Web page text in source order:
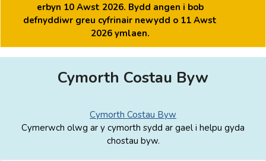
erbyn 10 Awst 2026. Bydd angen i bob
defnyddiwr greu cyfrinair newydd o 11 Awst
2026 ymlaen.
Cymorth Costau Byw
Cymorth Costau Byw
Cymerwch olwg ar y cymorth sydd ar gael i helpu gyda
chostau byw.